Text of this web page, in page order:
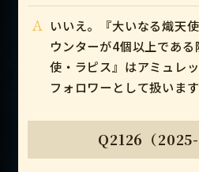
A いいえ。『大いなる熾天
ウンターが4個以上であ
使・ラピス』はアミュレ
フォロワーとして扱います
Q2126（2025-